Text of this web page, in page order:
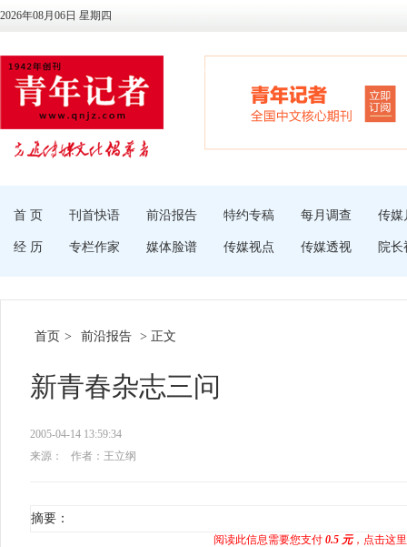
2026年08月06日 星期四
首 页 刊首快语 前沿报告 特约专稿 每月调查 传媒
经 历 专栏作家 媒体脸谱 传媒视点 传媒透视 院长
首页 > 前沿报告 > 正文
新青春杂志三问
2005-04-14 13:59:34
来源：
作者：王立纲
摘要：
阅读此信息需要您支付 0.5 元，点击这